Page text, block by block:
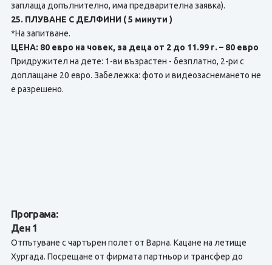
заплаща допълнително, има предварителна заявка).
25. ПЛУВАНЕ С ДЕЛФИНИ ( 5 минути )
*На запитване.
ЦЕНА: 80 евро на човек, за деца от 2 до 11.99 г. – 80 евро
Придружител на дете: 1-ви възрастен - безплатно, 2-ри с
доплащане 20 евро. Забележка: фото и видеозаснемането не
е разрешено.
Програма:
Ден 1
Отпътуване с чартърен полет от Варна. Кацане на летище
Хургада. Посрещане от фирмата партньор и трансфер до